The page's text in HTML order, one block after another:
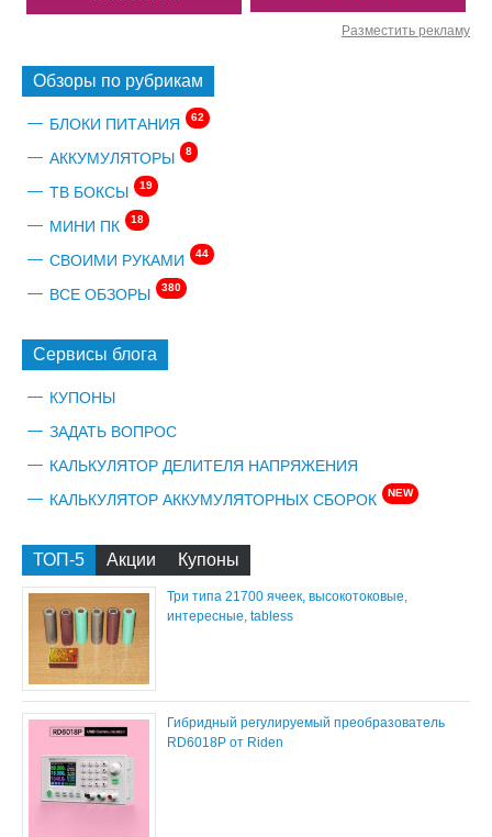
Разместить рекламу
Обзоры по рубрикам
62
БЛОКИ ПИТАНИЯ
8
АККУМУЛЯТОРЫ
19
ТВ БОКСЫ
18
МИНИ ПК
44
СВОИМИ РУКАМИ
380
ВСЕ ОБЗОРЫ
Сервисы блога
КУПОНЫ
ЗАДАТЬ ВОПРОС
КАЛЬКУЛЯТОР ДЕЛИТЕЛЯ НАПРЯЖЕНИЯ
NEW
КАЛЬКУЛЯТОР АККУМУЛЯТОРНЫХ СБОРОК
ТОП-5 Акции Купоны
Три типа 21700 ячеек, высокотоковые,
интересные, tabless
Гибридный регулируемый преобразователь
RD6018P от Riden